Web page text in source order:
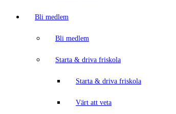
Bli medlem
Bli medlem
Starta & driva friskola
Starta & driva friskola
Värt att veta